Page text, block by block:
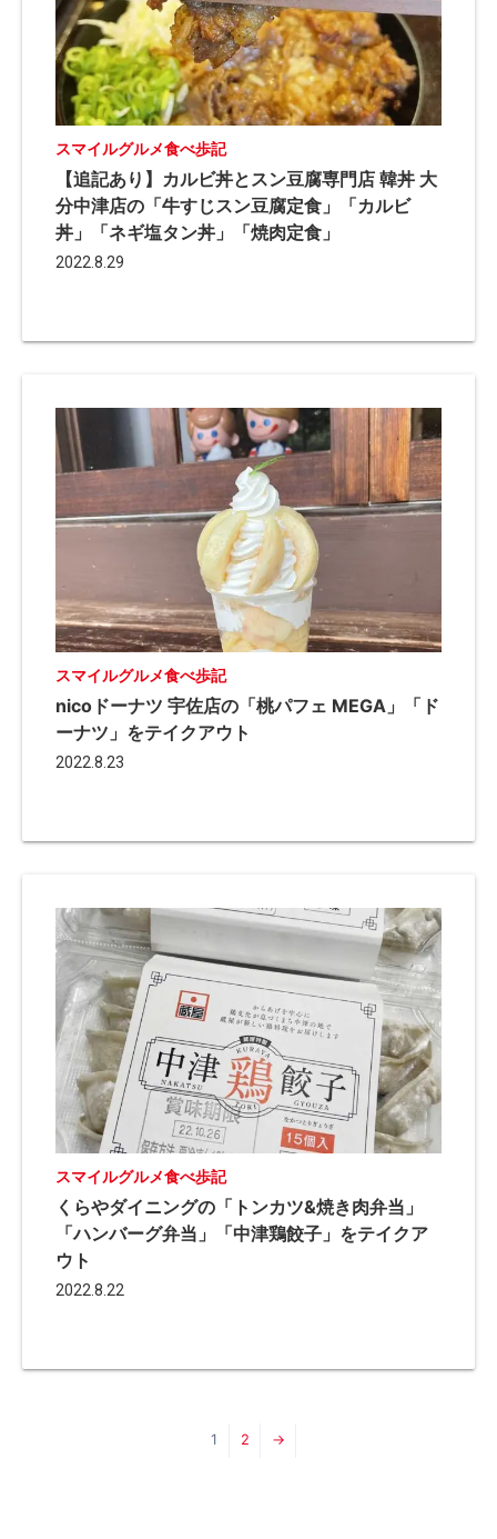
スマイルグルメ食べ歩記
【追記あり】カルビ丼とスン豆腐専門店 韓丼 大
分中津店の「牛すじスン豆腐定食」「カルビ
丼」「ネギ塩タン丼」「焼肉定食」
2022.8.29
スマイルグルメ食べ歩記
nicoドーナツ 宇佐店の「桃パフェ MEGA」「ド
ーナツ」をテイクアウト
2022.8.23
スマイルグルメ食べ歩記
くらやダイニングの「トンカツ&焼き肉弁当」
「ハンバーグ弁当」「中津鶏餃子」をテイクア
ウト
2022.8.22
1 2 →